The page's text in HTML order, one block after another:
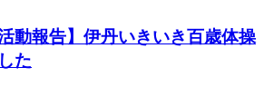
動報告】伊丹いきいき百歳体操
た